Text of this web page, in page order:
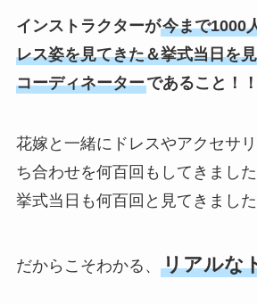
インストラクターが今まで1000
レス姿を見てきた＆挙式当日を
コーディネーターであること！！
花嫁と一緒にドレスやアクセサ
ち合わせを何百回もしてきました
挙式当日も何百回と見てきました
だからこそわかる、 リアルな